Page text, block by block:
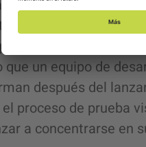
la omisión de
como
que no son
un equipo de
después del
proceso de prueba
a concentrarse en